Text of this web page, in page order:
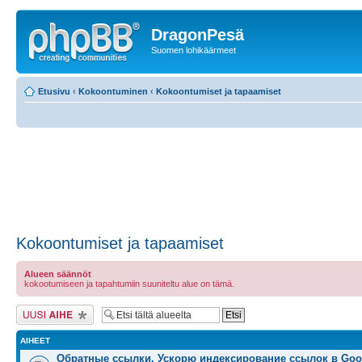
DragonPesä
Suomen lohikäärmeet
Etusivu ‹ Kokoontuminen ‹ Kokoontumiset ja tapaamiset
Kokoontumiset ja tapaamiset
Alueen säännöt
kokootumiseen ja tapahtumiin suuniteltu alue on tämä.
Lähetä uusi viesti
AIHEET
Обратные ссылки. Ускорю индексирование ссылок в